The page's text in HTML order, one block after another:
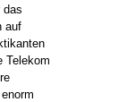
das
auf
Telekom